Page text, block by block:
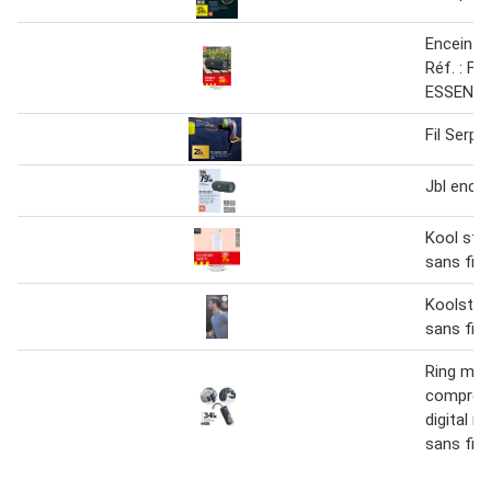
Réf. :
Fil
Jbl
Kool
sans fil
sans fil
Ring mini
digital
sans fil